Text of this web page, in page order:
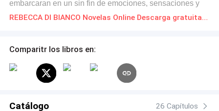
embarcaran en un sin fin de emociones, sensaciones y
momentos lujuriosos.
REBECCA DI BIANCO Novelas Online Descarga gratuita de PDF
Comparitr los libros en:
Catálogo 26 Capítulos